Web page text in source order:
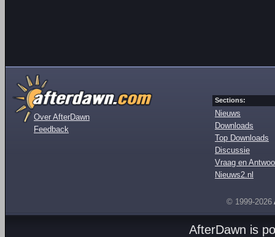
Over AfterDawn
Feedback
Sections:
Nieuws
Downloads
Top Downloads
Discussie
Vraag en
Nieuws2.nl
© 1999-2026
AfterDawn is